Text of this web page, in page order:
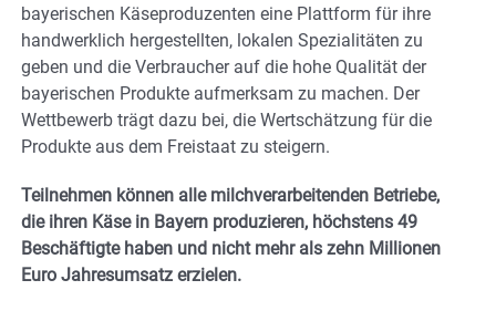
bayerischen Käseproduzenten eine Plattform für ihre
handwerklich hergestellten, lokalen Spezialitäten zu
geben und die Verbraucher auf die hohe Qualität der
bayerischen Produkte aufmerksam zu machen. Der
Wettbewerb trägt dazu bei, die Wertschätzung für die
Produkte aus dem Freistaat zu steigern.
Teilnehmen können alle milchverarbeitenden Betriebe,
die ihren Käse in Bayern produzieren, höchstens 49
Beschäftigte haben und nicht mehr als zehn Millionen
Euro Jahresumsatz erzielen.